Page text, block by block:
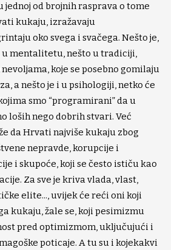
jednoj od brojnih rasprava o tome
kukaju, izražavaju
oko svega i svačega. Nešto je,
u mentalitetu, nešto u tradiciji,
koje se posebno gomilaju
a nešto je i u psihologiji, netko će
smo “programirani” da u
loših nego dobrih stvari. Već
da Hrvati najviše kukaju zbog
nepravde, korupcije i
i skupoće, koji se često ističu kao
Za sve je kriva vlada, vlast,
elite..., uvijek će reći oni koji
kukaju, žale se, koji pesimizmu
pred optimizmom, uključujući i
poticaje. A tu su i kojekakvi